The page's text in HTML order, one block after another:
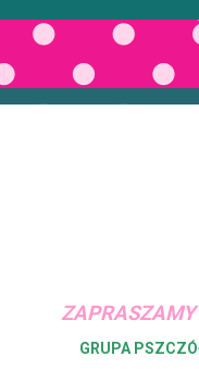
ZAPRASZAMY
GRUPA